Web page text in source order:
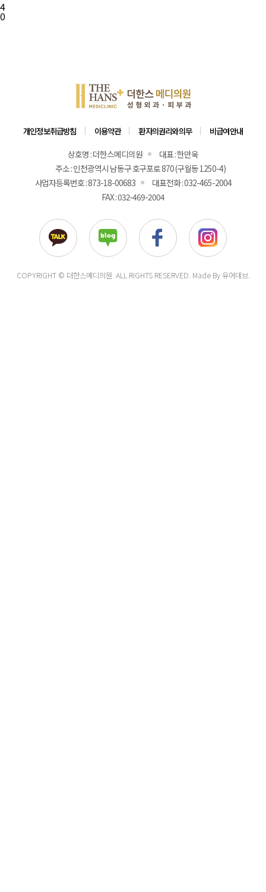
4
0
개인정보취급방침 이용약관 환자의권리와의무
비급여안내
상호명 : 더한스메디의원
대표 : 한만욱
주소 : 인천광역시 남동구 호구포로 870 (구월동 1250-4)
사업자등록번호 : 873-18-00683
대표전화 : 032-465-2004
FAX : 032-469-2004
COPYRIGHT © 더한스메디의원. ALL RIGHTS RESERVED. Made By 유어데브.